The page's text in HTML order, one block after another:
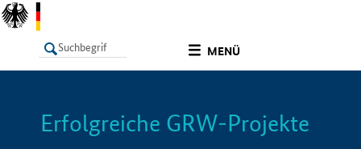
MENÜ
LISTE Info
Erfolgreiche GRW-Projekte